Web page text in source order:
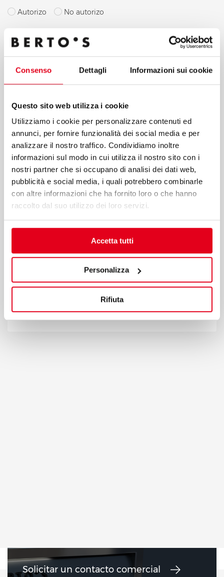
Consenso Dettagli Informazioni sui cookie
Questo sito web utilizza i cookie
Utilizziamo i cookie per personalizzare contenuti ed
annunci, per fornire funzionalità dei social media e per
analizzare il nostro traffico. Condividiamo inoltre
informazioni sul modo in cui utilizza il nostro sito con i
nostri partner che si occupano di analisi dei dati web,
pubblicità e social media, i quali potrebbero combinarle
con altre informazioni che ha fornito loro o che hanno
raccolto dal suo utilizzo dei loro servizi.
Accetta tutti
Personalizza
Rifiuta
Autorizo No autorizo
By clicking send button, I confirm that I request the service
indicated in point a) of these guidelines; my consent to the
processing of data for the purposes of the service, including
the processing methods mentioned in these guidelines,
including possible processing carried out in EU member
Submit
35020 Tribano (PD) Italy
T+39 049 95 88 700
F +39 049 95 88 799
bertos@bertos.com
Solicitar un contacto comercial